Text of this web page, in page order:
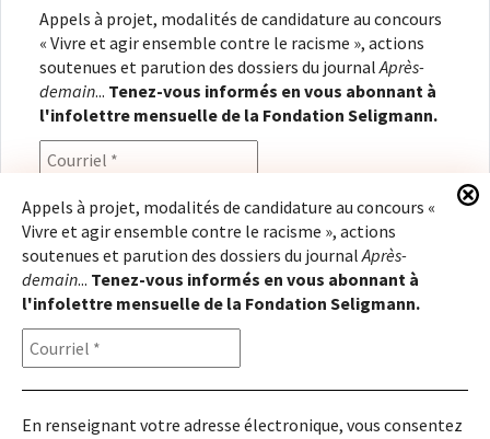
Appels à projet, modalités de candidature au concours
« Vivre et agir ensemble contre le racisme », actions
soutenues et parution des dossiers du journal Après-
demain... Tenez-vous informés en vous abonnant à
l'infolettre mensuelle de la Fondation Seligmann.
En renseignant votre adresse électronique, vous
consentez à recevoir l'infolettre de la Fondation
Seligmann, conformément à notrepolitique de
confidentialité. Il vous sera possible de vous
désabonner à tout moment.
Appels à projet, modalités de candidature au concours «
Vivre et agir ensemble contre le racisme », actions
soutenues et parution des dossiers du journalAprès-
demain... Tenez-vous informés en vous abonnant à
l'infolettre mensuelle de la Fondation Seligmann.
En renseignant votre adresse électronique, vous consentez